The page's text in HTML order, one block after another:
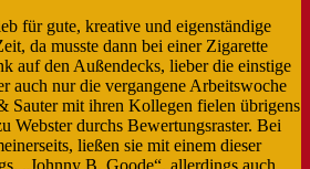
für gute, kreative und eigenständige
da musste dann bei einer Zigarette
auf den Außendecks, lieber die einstige
auch nur die vergangene Arbeitswoche
Sauter mit ihren Kollegen fielen übrigens
Webster durchs Bewertungsraster. Bei
ließen sie mit einem dieser